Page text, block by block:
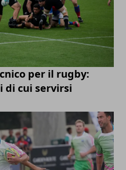
per il rugby:
cui servirsi